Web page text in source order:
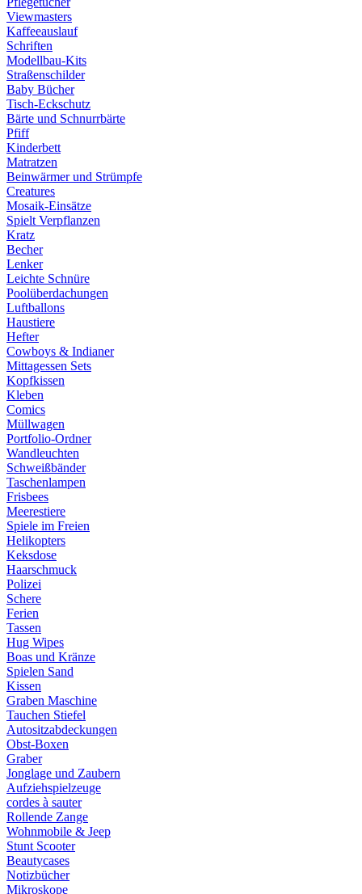
Viewmasters
Kaffeeauslauf
Schriften
Modellbau-Kits
Straßenschilder
Baby Bücher
Tisch-Eckschutz
Bärte und Schnurrbärte
Pfiff
Kinderbett
Matratzen
Beinwärmer und Strümpfe
Creatures
Mosaik-Einsätze
Spielt Verpflanzen
Kratz
Becher
Lenker
Leichte Schnüre
Poolüberdachungen
Luftballons
Haustiere
Hefter
Cowboys & Indianer
Mittagessen Sets
Kopfkissen
Kleben
Comics
Müllwagen
Portfolio-Ordner
Wandleuchten
Schweißbänder
Taschenlampen
Frisbees
Meerestiere
Spiele im Freien
Helikopters
Keksdose
Haarschmuck
Polizei
Schere
Ferien
Tassen
Hug Wipes
Boas und Kränze
Spielen Sand
Kissen
Graben Maschine
Tauchen Stiefel
Autositzabdeckungen
Obst-Boxen
Graber
Jonglage und Zaubern
Aufziehspielzeuge
cordes à sauter
Rollende Zange
Wohnmobile & Jeep
Stunt Scooter
Beautycases
Notizbücher
Mikroskope